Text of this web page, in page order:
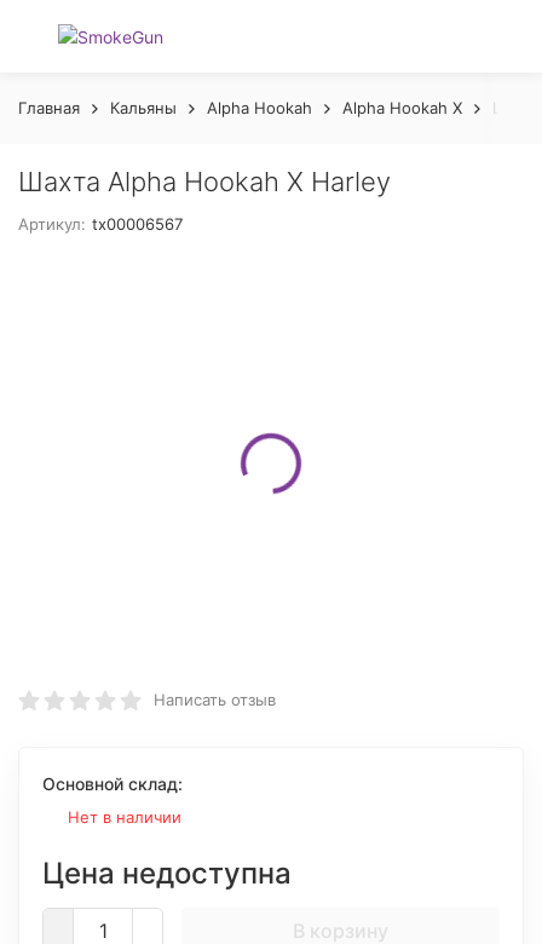
Главная Кальяны Alpha Hookah Alpha Hookah X
Шахта Alpha Hookah X Harley
Артикул: tx00006567
Написать отзыв
Основной склад:
Нет в наличии
Цена недоступна
В корзину